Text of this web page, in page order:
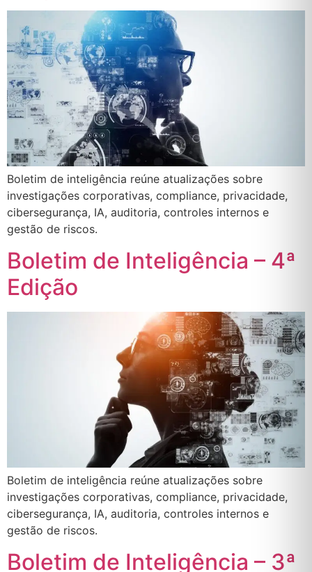
Boletim de inteligência reúne atualizações sobre
investigações corporativas, compliance, privacidade,
cibersegurança, IA, auditoria, controles internos e
gestão de riscos.
Boletim de Inteligência – 4ª
Edição
Boletim de inteligência reúne atualizações sobre
investigações corporativas, compliance, privacidade,
cibersegurança, IA, auditoria, controles internos e
gestão de riscos.
Boletim de Inteligência – 3ª